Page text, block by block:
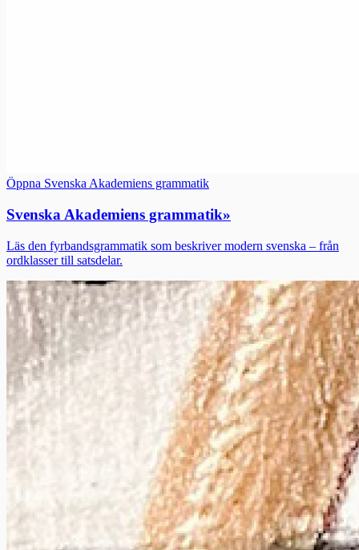
Öppna Svenska Akademiens grammatik
Svenska Akademiens grammatik»
Läs den fyrbandsgrammatik som beskriver modern svenska – från
ordklasser till satsdelar.